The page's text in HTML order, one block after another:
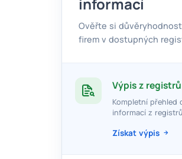
Ověřte si
firem v dostupných
Výpis z registrů
Kompletní přehled
informací z
Získat výpis